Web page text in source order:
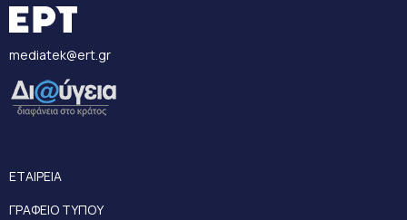
mediatek@ert.gr
ΕΤΑΙΡΕΙΑ
ΓΡΑΦΕΙΟ ΤΥΠΟΥ